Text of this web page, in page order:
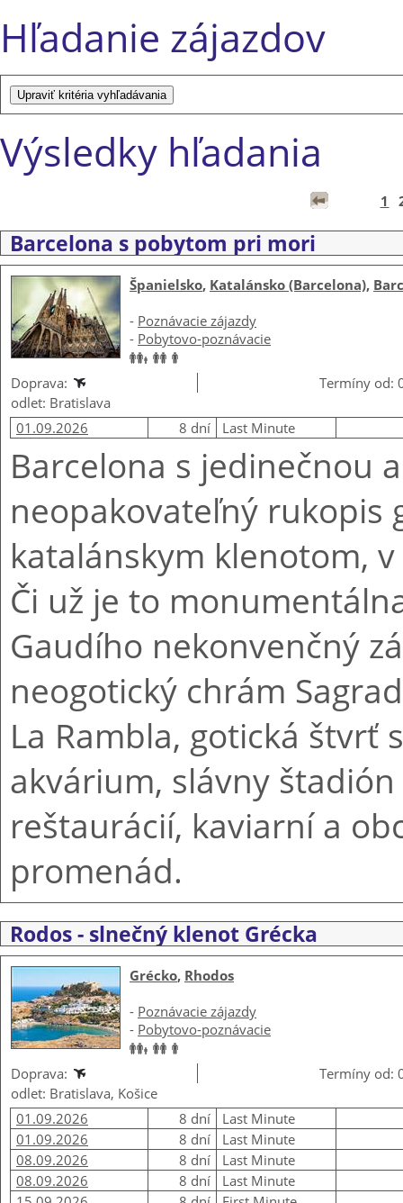
Hľadanie zájazdov
Výsledky hľadania
1
Barcelona s pobytom pri mori
Španielsko, Katalánsko (Barcelona),
- Poznávacie zájazdy
- Pobytovo-poznávacie
Doprava:
Termíny od:
odlet: Bratislava
01.09.2026
8 dní Last Minute
Barcelona s jedinečnou
neopakovateľný rukopis
katalánskym klenotom,
Či už je to
Gaudího nekonvenčný
neogotický chrám
La Rambla, gotická štvrť
akvárium, slávny
reštaurácií, kaviarní a
promenád.
Rodos - slnečný klenot Grécka
Grécko, Rhodos
- Poznávacie zájazdy
- Pobytovo-poznávacie
Doprava:
Termíny od:
odlet: Bratislava, Košice
01.09.2026
8 dní Last Minute
01.09.2026
8 dní Last Minute
08.09.2026
8 dní Last Minute
08.09.2026
8 dní Last Minute